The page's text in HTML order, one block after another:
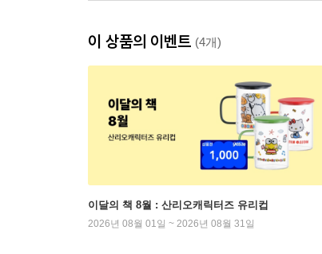
이 상품의 이벤트 (4개)
이달의 책 8월 : 산리오캐릭터즈 유리컵
2026년 08월 01일 ~ 2026년 08월 31일